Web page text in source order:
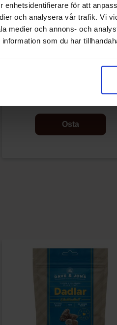
enhetsidentifierare för att
och analysera vår trafik. Vi
medier och annons- och
information som du har
Osta